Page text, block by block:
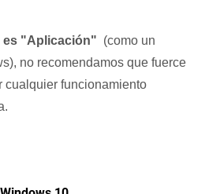
es "Aplicación" (como un
no recomendamos que fuerce
cualquier funcionamiento